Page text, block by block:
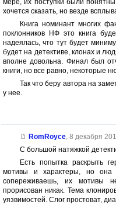
мере, их поступки были
хочется сказать, но везде
Книга номинант многих
поклонников НФ это книга
надеялась, что тут будет
будет на детективе, клонах и
вполне довольна. Финал был
книги, но все равно, некоторые
Так что беру автора на
у нее.
RomRoyce, 8 декабря
С большой натяжкой
Есть попытка раскрыть
мотивы и характеры, но она
сопереживаешь, их мотивы
прорисован никак. Тема
уязвимостей. Слог простоват,